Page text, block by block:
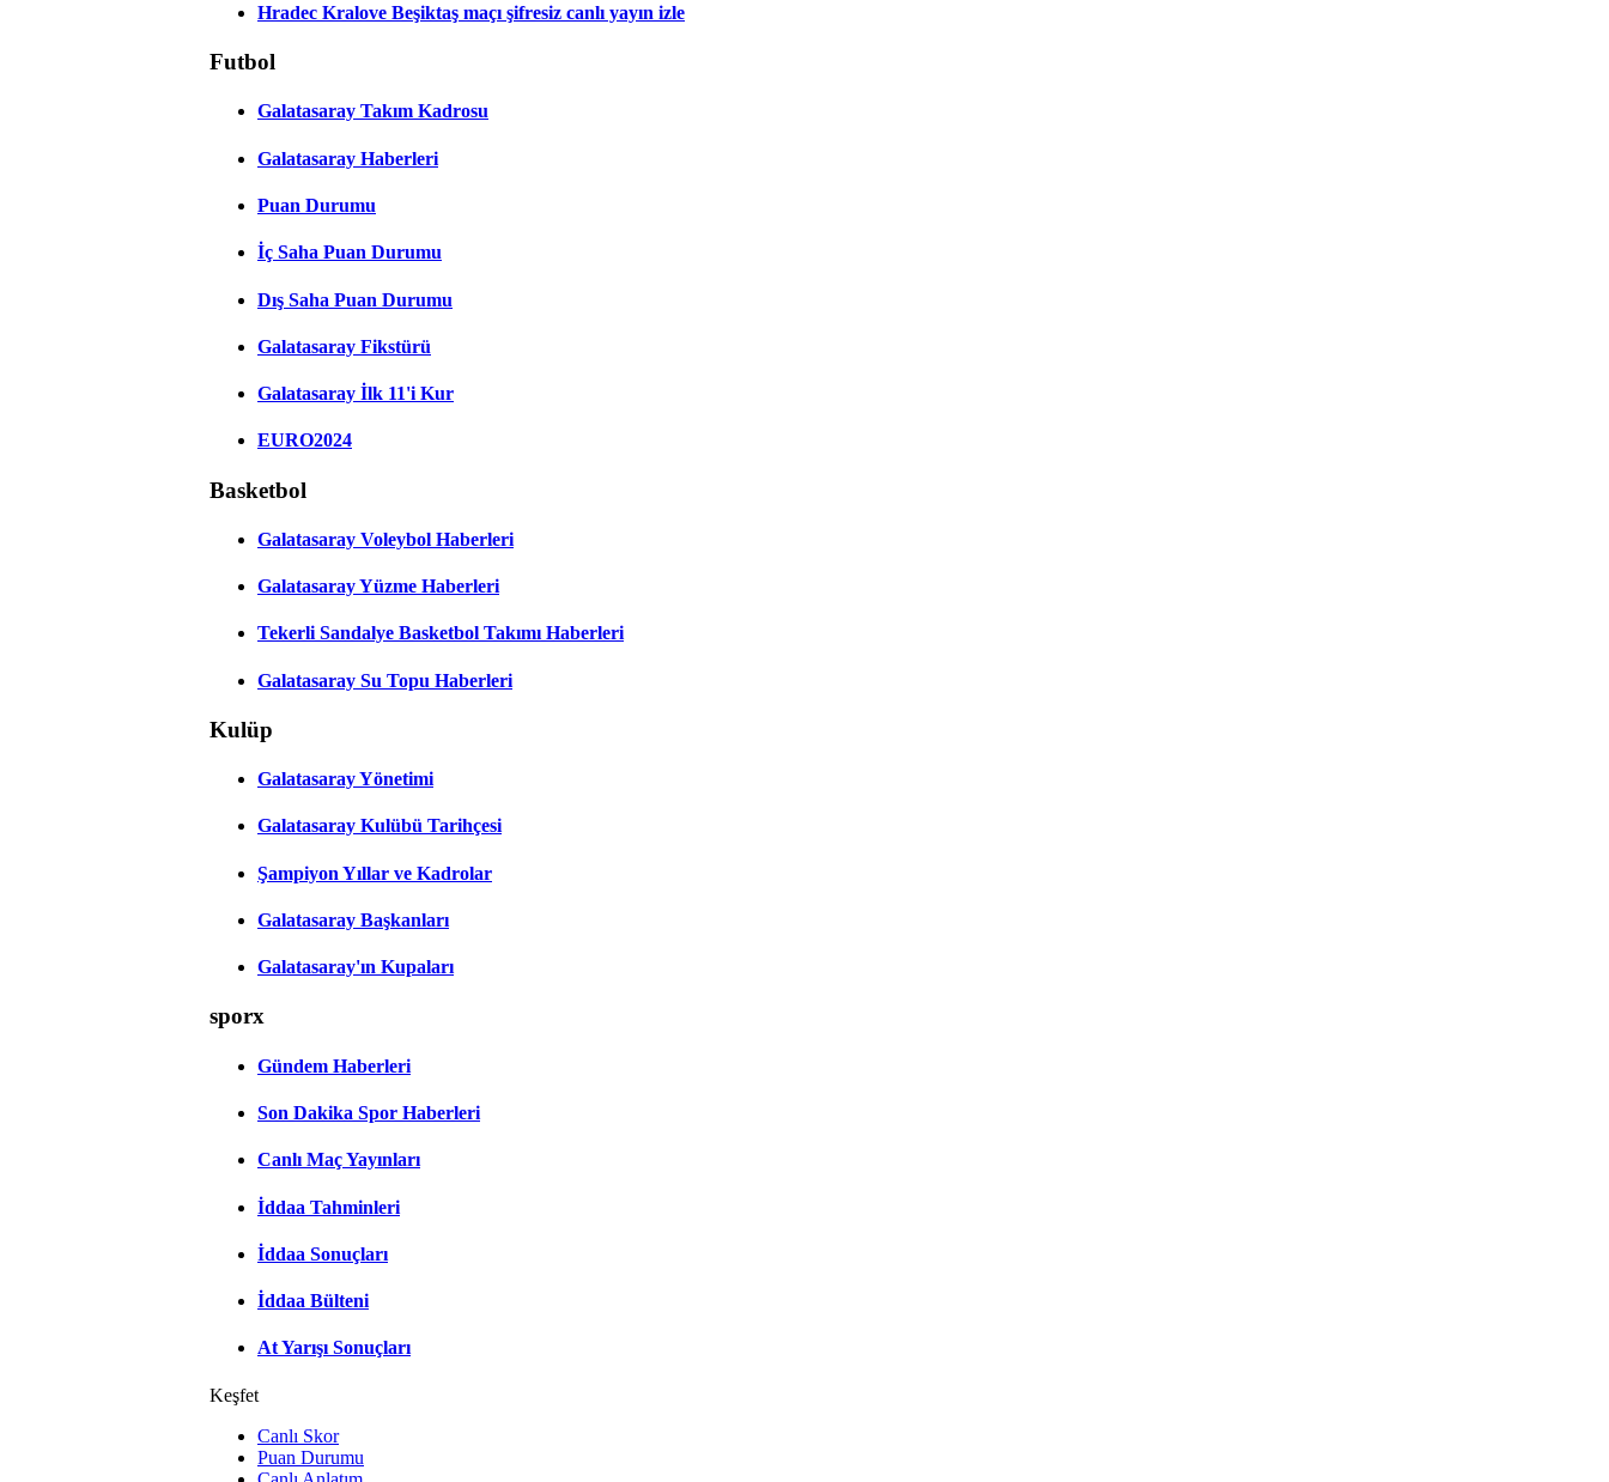
Hradec Kralove Beşiktaş maçı şifresiz canlı yayın izle
Futbol
Galatasaray Takım Kadrosu
Galatasaray Haberleri
Puan Durumu
İç Saha Puan Durumu
Dış Saha Puan Durumu
Galatasaray Fikstürü
Galatasaray İlk 11'i Kur
EURO2024
Basketbol
Galatasaray Voleybol Haberleri
Galatasaray Yüzme Haberleri
Tekerli Sandalye Basketbol Takımı Haberleri
Galatasaray Su Topu Haberleri
Kulüp
Galatasaray Yönetimi
Galatasaray Kulübü Tarihçesi
Şampiyon Yıllar ve Kadrolar
Galatasaray Başkanları
Galatasaray'ın Kupaları
sporx
Gündem Haberleri
Son Dakika Spor Haberleri
Canlı Maç Yayınları
İddaa Tahminleri
İddaa Sonuçları
İddaa Bülteni
At Yarışı Sonuçları
Keşfet
Canlı Skor
Puan Durumu